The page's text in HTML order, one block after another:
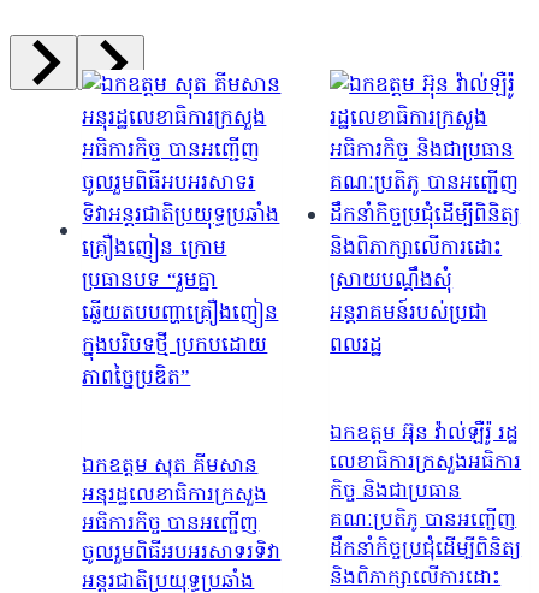
ឯកឧត្តម សុត គីមសាន
អនុរដ្ឋលេខាធិការក្រសួង
អធិការកិច្ច បានអញ្ជើញ
ចូលរួមពិធីអបអរសាទរទិវា
អន្តរជាតិប្រយុទ្ធប្រឆាំង
ឯកឧត្តម អ៊ុន វ៉ាល់ឡឺរ៉ូ រដ្ឋ
លេខាធិការក្រសួងអធិការ
កិច្ច និងជាប្រធាន
គណៈប្រតិភូ បានអញ្ជើញ
ដឹកនាំកិច្ចប្រជុំដើម្បីពិនិត្យ
និងពិភាក្សាលើការដោះ